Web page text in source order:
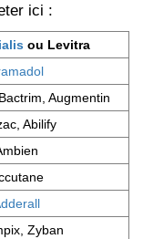
ici :
ou Levitra
Augmentin
Abilify
Zyban